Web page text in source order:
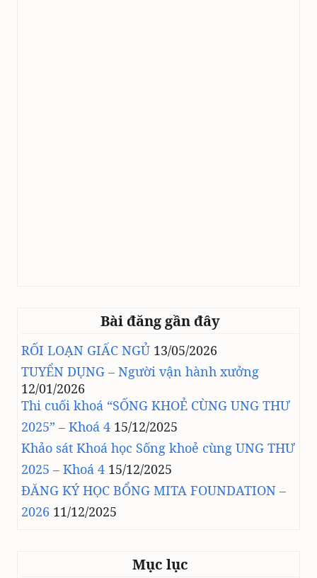
Bài đăng gần đây
RỐI LOẠN GIẤC NGỦ 13/05/2026
TUYỂN DỤNG – Người vận hành xưởng
12/01/2026
Thi cuối khoá “SỐNG KHOẺ CÙNG UNG THƯ
2025” – Khoá 4 15/12/2025
Khảo sát Khoá học Sống khoẻ cùng UNG THƯ
2025 – Khoá 4 15/12/2025
ĐĂNG KÝ HỌC BỔNG MITA FOUNDATION –
2026 11/12/2025
Mục lục